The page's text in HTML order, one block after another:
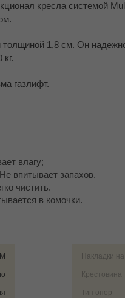
кресла системой
1,8 см. Он
газлифт.
влагу;
впитывает запахов.
чистить.
в комочки.
Накладки
Крестовина
Тип опор